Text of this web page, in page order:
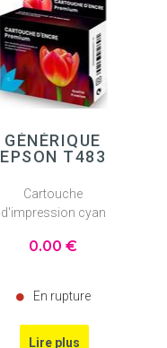
GÉNÉRIQUE
EPSON T483
Cartouche
d'impression cyan
0.00 €
En rupture